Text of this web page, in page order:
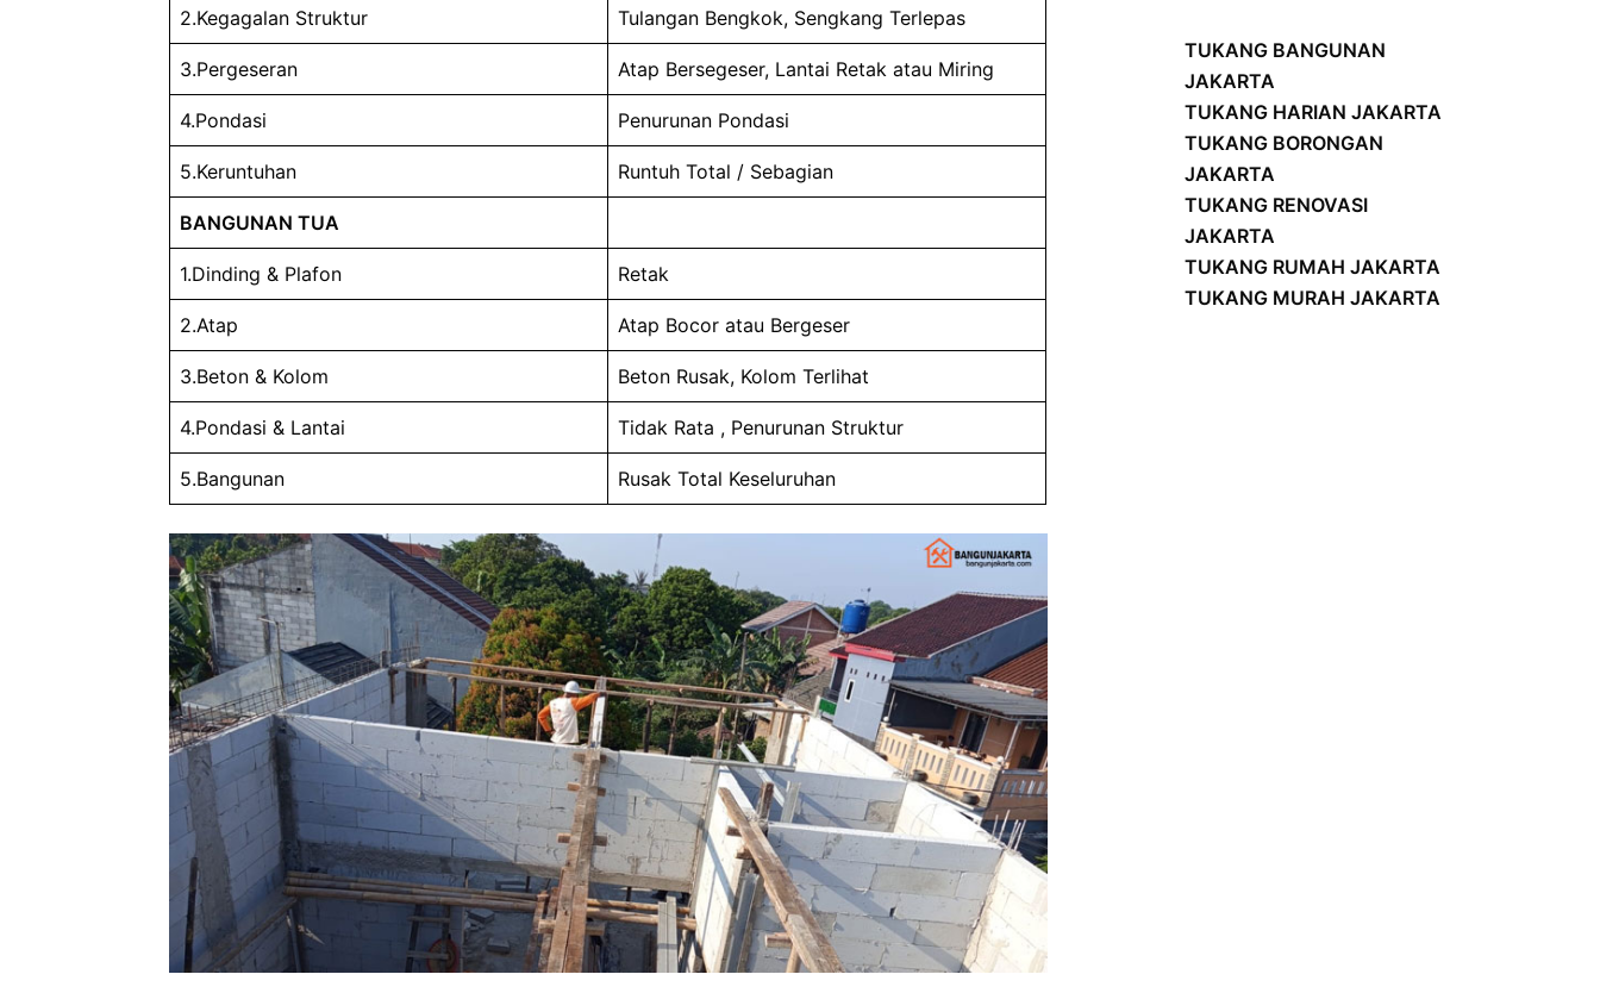
2.Kegagalan Struktur Tulangan Bengkok, Sengkang Terlepas
3.Pergeseran Atap Bersegeser, Lantai Retak atau Miring
4.Pondasi Penurunan Pondasi
5.Keruntuhan Runtuh Total / Sebagian
BANGUNAN TUA
1.Dinding & Plafon Retak
2.Atap Atap Bocor atau Bergeser
3.Beton & Kolom Beton Rusak, Kolom Terlihat
4.Pondasi & Lantai Tidak Rata , Penurunan Struktur
5.Bangunan Rusak Total Keseluruhan
TUKANG BANGUNAN
JAKARTA
TUKANG HARIAN JAKARTA
TUKANG BORONGAN
JAKARTA
TUKANG RENOVASI
JAKARTA
TUKANG RUMAH JAKARTA
TUKANG MURAH JAKARTA